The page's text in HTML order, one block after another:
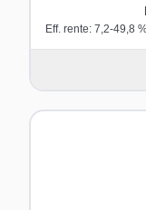
Eff. rente: 7,2-49,8